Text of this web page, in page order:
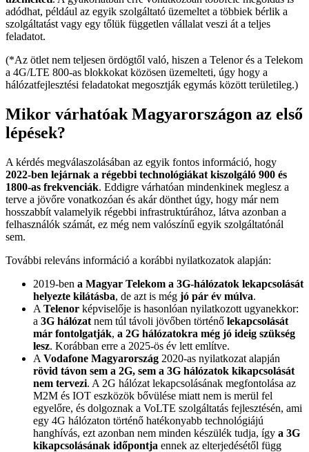
adódhat, például az egyik szolgáltató üzemeltet a többiek bérlik a
szolgáltatást vagy egy tőlük független vállalat veszi át a teljes
feladatot.
(*Az ötlet nem teljesen ördögtől való, hiszen a Telenor és a Telekom
a 4G/LTE 800-as blokkokat közösen üzemelteti, úgy hogy a
hálózatfejlesztési feladatokat megosztják egymás között területileg.)
Mikor várhatóak Magyarországon az első
lépések?
A kérdés megválaszolásában az egyik fontos információ, hogy
2022-ben lejárnak a régebbi technológiákat kiszolgáló 900 és
1800-as frekvenciák. Eddigre várhatóan mindenkinek meglesz a
terve a jövőre vonatkozóan és akár dönthet úgy, hogy már nem
hosszabbít valamelyik régebbi infrastruktúrához, látva azonban a
felhasználók számát, ez még nem valószínű egyik szolgáltatónál
sem.
További releváns információ a korábbi nyilatkozatok alapján:
2019-ben a Magyar Telekom a 3G-hálózatok lekapcsolását
helyezte kilátásba, de azt is még jó pár év múlva.
A Telenor képviselője is hasonlóan nyilatkozott ugyanekkor:
a 3G hálózat nem túl távoli jövőben történő lekapcsolását
már fontolgatják, a 2G hálózatokra még jó ideig szükség
lesz. Korábban erre a 2025-ös év lett említve.
A Vodafone Magyarország 2020-as nyilatkozat alapján
rövid távon sem a 2G, sem a 3G hálózatok kikapcsolását
nem tervezi. A 2G hálózat lekapcsolásának megfontolása az
M2M és IOT eszközök bővülése miatt nem is merül fel
egyelőre, és dolgoznak a VoLTE szolgáltatás fejlesztésén, ami
egy 4G hálózaton történő hatékonyabb technológiájú
hanghívás, ezt azonban nem minden készülék tudja, így a 3G
kikapcsolásának időpontja ennek az elterjedésétől függ